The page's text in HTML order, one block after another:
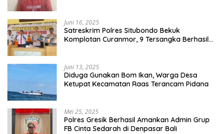
Juni 16, 2025
Satreskrim Polres Situbondo Bekuk
Komplotan Curanmor, 9 Tersangka Berhasil
Juni 13, 2025
Diduga Gunakan Bom Ikan, Warga Desa
Ketupat Kecamatan Raas Terancam Pidana
Mei 25, 2025
Polres Gresik Berhasil Amankan Admin Grup
FB Cinta Sedarah di Denpasar Bali